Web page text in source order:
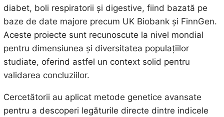
diabet, boli respiratorii și digestive, fiind bazată pe
baze de date majore precum UK Biobank și FinnGen.
Aceste proiecte sunt recunoscute la nivel mondial
pentru dimensiunea și diversitatea populațiilor
studiate, oferind astfel un context solid pentru
validarea concluziilor.
Cercetătorii au aplicat metode genetice avansate
pentru a descoperi legăturile directe dintre indicele